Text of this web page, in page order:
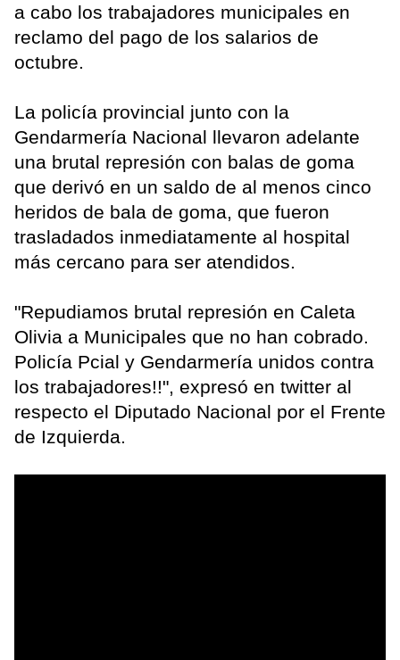
a cabo los trabajadores municipales en
reclamo del pago de los salarios de
octubre.
La policía provincial junto con la
Gendarmería Nacional llevaron adelante
una brutal represión con balas de goma
que derivó en un saldo de al menos cinco
heridos de bala de goma, que fueron
trasladados inmediatamente al hospital
más cercano para ser atendidos.
"Repudiamos brutal represión en Caleta
Olivia a Municipales que no han cobrado.
Policía Pcial y Gendarmería unidos contra
los trabajadores!!", expresó en twitter al
respecto el Diputado Nacional por el Frente
de Izquierda.